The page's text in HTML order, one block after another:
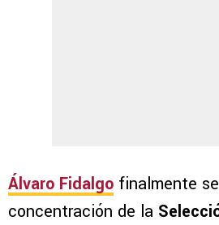
Álvaro Fidalgo finalmente
concentración de la